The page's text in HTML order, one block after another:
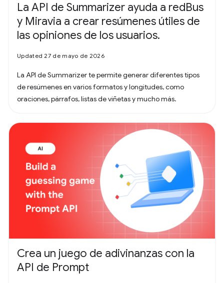
La API de Summarizer ayuda a redBus
y Miravia a crear resúmenes útiles de
las opiniones de los usuarios.
Updated 27 de mayo de 2026
La API de Summarizer te permite generar diferentes tipos
de resúmenes en varios formatos y longitudes, como
oraciones, párrafos, listas de viñetas y mucho más.
Crea un juego de adivinanzas con la
API de Prompt